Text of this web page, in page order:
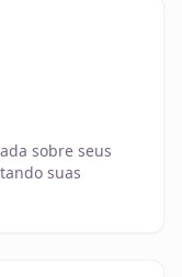
sobre seus
suas